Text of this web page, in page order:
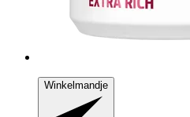
Winkelmandje